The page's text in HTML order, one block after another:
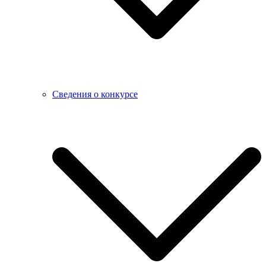
Сведения о конкурсе